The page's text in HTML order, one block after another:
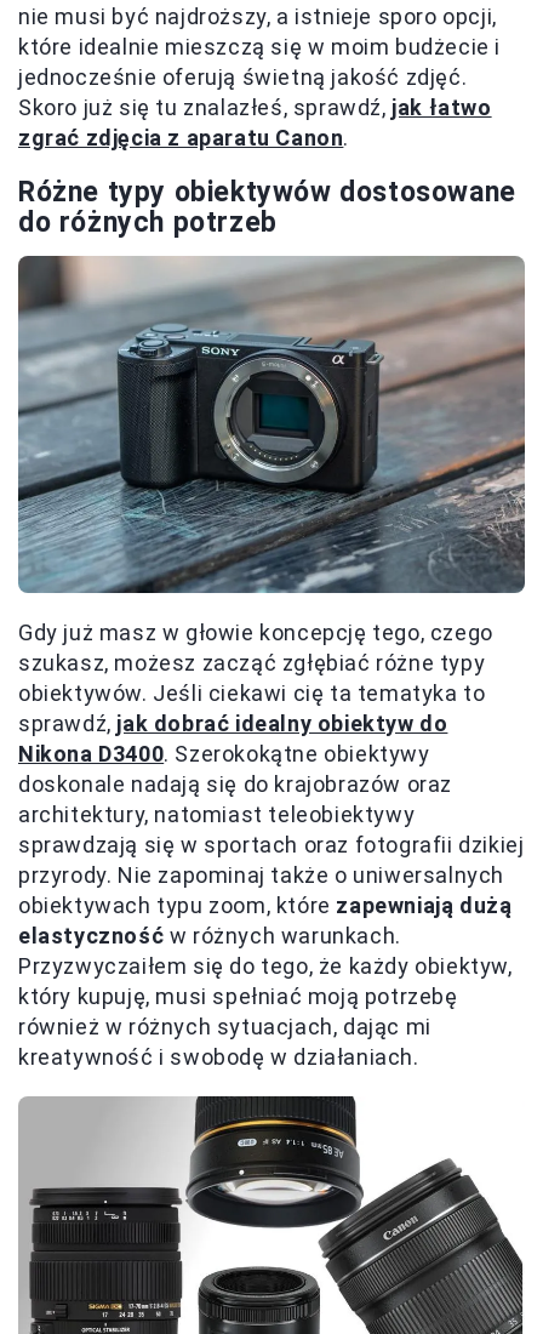
nie musi być najdroższy, a istnieje sporo opcji,
które idealnie mieszczą się w moim budżecie i
jednocześnie oferują świetną jakość zdjęć.
Skoro już się tu znalazłeś, sprawdź, jak łatwo
zgrać zdjęcia z aparatu Canon.
Różne typy obiektywów dostosowane
do różnych potrzeb
Gdy już masz w głowie koncepcję tego, czego
szukasz, możesz zacząć zgłębiać różne typy
obiektywów. Jeśli ciekawi cię ta tematyka to
sprawdź, jak dobrać idealny obiektyw do
Nikona D3400. Szerokokątne obiektywy
doskonale nadają się do krajobrazów oraz
architektury, natomiast teleobiektywy
sprawdzają się w sportach oraz fotografii dzikiej
przyrody. Nie zapominaj także o uniwersalnych
obiektywach typu zoom, które zapewniają dużą
elastyczność w różnych warunkach.
Przyzwyczaiłem się do tego, że każdy obiektyw,
który kupuję, musi spełniać moją potrzebę
również w różnych sytuacjach, dając mi
kreatywność i swobodę w działaniach.